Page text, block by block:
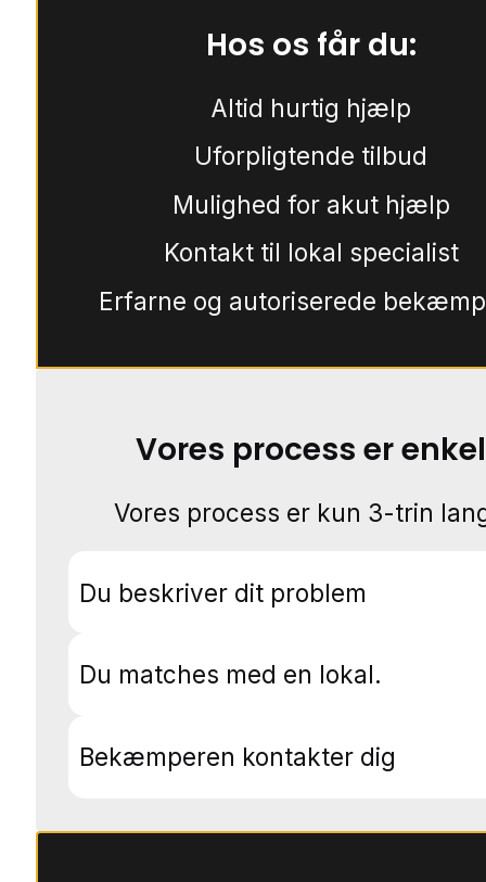
Hos os får du:
Altid hurtig hjælp
Uforpligtende tilbud
Mulighed for akut hjælp
Kontakt til lokal specialist
Erfarne og autoriserede
Vores process er enkel
Vores process er kun 3-trin
Du beskriver dit problem
Du matches med en lokal.
Bekæmperen kontakter dig